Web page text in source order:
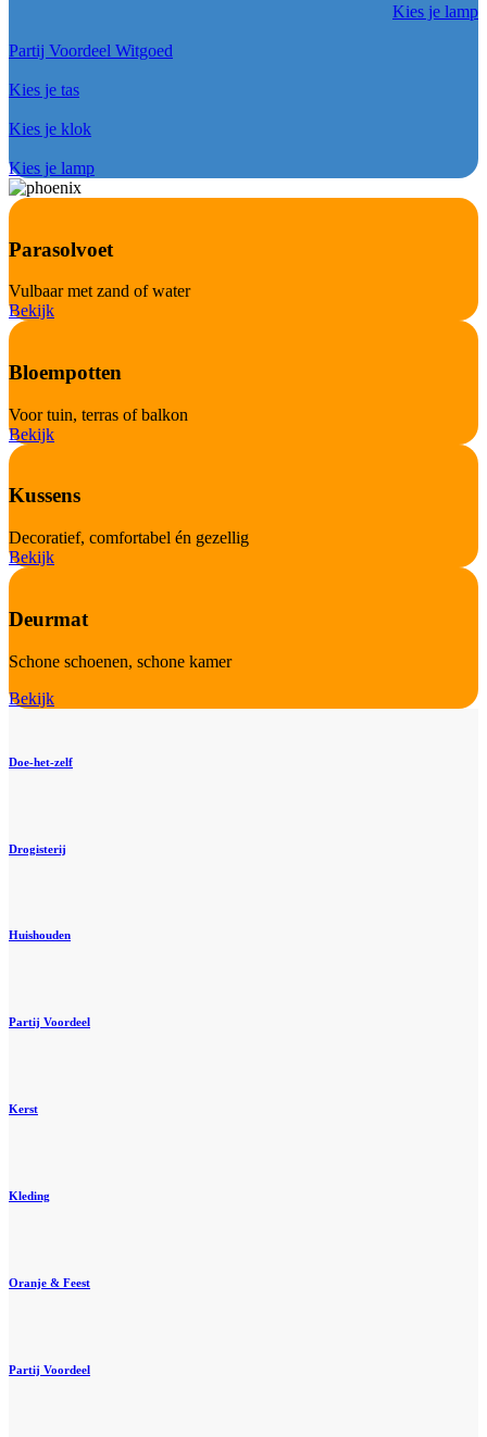
Kies je lamp
Partij Voordeel Witgoed
Kies je tas
Kies je klok
Kies je lamp
Parasolvoet
Vulbaar met zand of water
Bekijk
Bloempotten
Voor tuin, terras of balkon
Bekijk
Kussens
Decoratief, comfortabel én gezellig
Bekijk
Deurmat
Schone schoenen, schone kamer
Bekijk
Doe-het-zelf
Drogisterij
Huishouden
Partij Voordeel
Kerst
Kleding
Oranje & Feest
Partij Voordeel